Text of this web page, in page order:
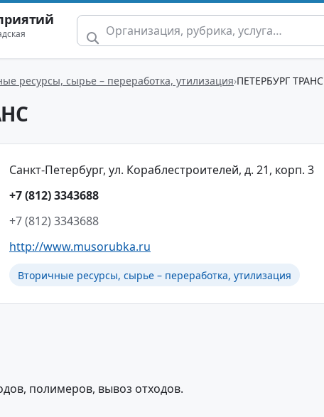
ресурсы, сырье – переработка, утилизация ПЕТЕРБУРГ ТРАНС
Санкт-Петербург, ул. Кораблестроителей, д. 21, корп. 3
+7 (812) 3343688
+7 (812) 3343688
http://www.musorubka.ru
Вторичные ресурсы, сырье – переработка, утилизация
полимеров, вывоз отходов.